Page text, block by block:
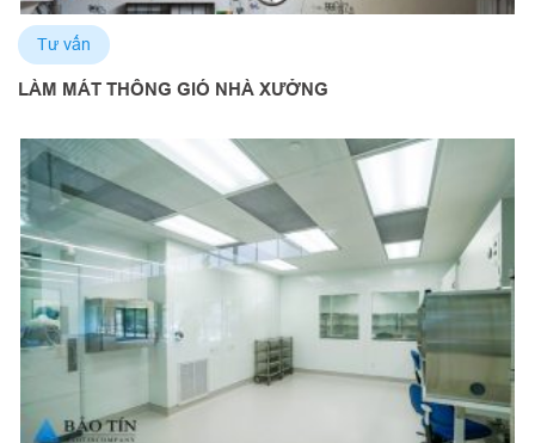
Tư vấn
LÀM MÁT THÔNG GIÓ NHÀ XƯỞNG